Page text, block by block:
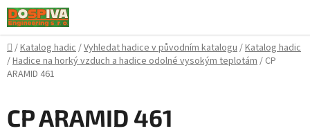
Přejít
na
obsah
Domů
/Katalog hadic/Vyhledat hadice v původním katalogu/Katalog hadic
/Hadice na horký vzduch a hadice odolné vysokým teplotám/ CP
ARAMID 461
CP ARAMID 461